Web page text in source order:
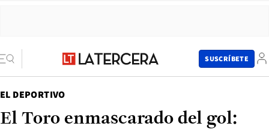
SUSCRÍBETE
EL DEPORTIVO
El Toro enmascarado del gol: